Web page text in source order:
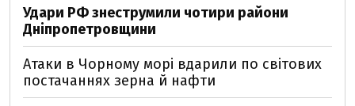
Удари РФ знеструмили чотири райони
Дніпропетровщини
Атаки в Чорному морі вдарили по світових
постачаннях зерна й нафти